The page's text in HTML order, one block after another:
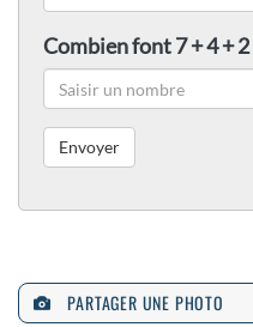
Combien font 7 + 4 + 2
PARTAGER UNE PHOTO